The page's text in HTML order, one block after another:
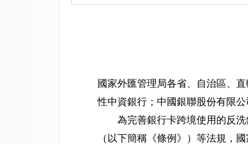
國家外匯管理局各省、自治區、
性中資銀行；中國銀聯股份有限公
為完善銀行卡跨境使用的反
（以下簡稱《條例》）等法規，